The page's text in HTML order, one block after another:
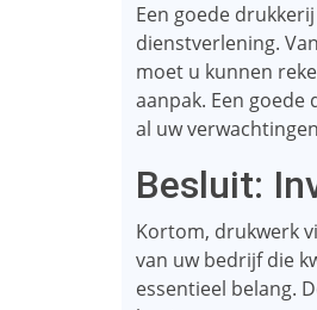
Een goede
dienstverlening.
moet u kunnen
aanpak. Een
al uw
Besluit:
Kortom, drukwerk
van uw bedrijf die
essentieel belang.